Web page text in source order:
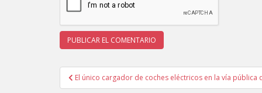
Navegación
de
El único cargador de coches eléctricos en la vía pública